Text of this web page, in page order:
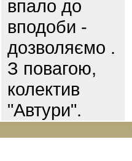
впало до
вподоби -
дозволяємо .
З повагою,
колектив
"Автури".